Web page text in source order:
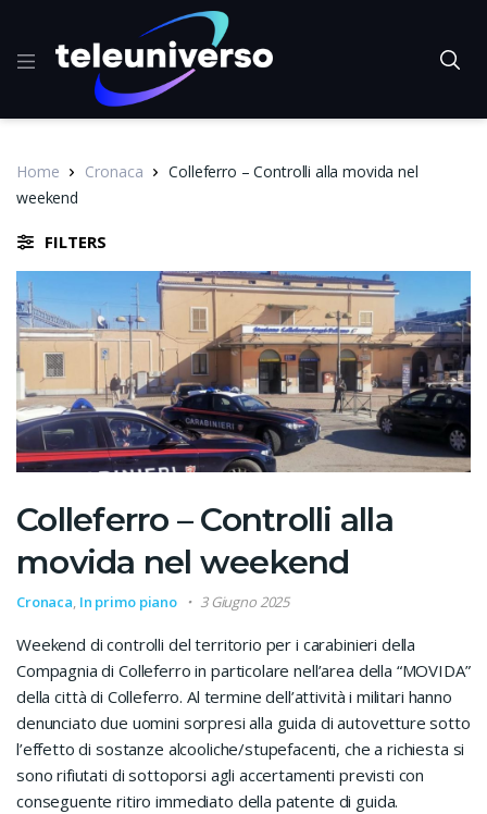
Home Cronaca
Colleferro – Controlli alla movida nel
weekend
FILTERS
Colleferro – Controlli alla
movida nel weekend
Cronaca, In primo piano 3 Giugno 2025
Weekend di controlli del territorio per i carabinieri della
Compagnia di Colleferro in particolare nell’area della “MOVIDA”
della città di Colleferro. Al termine dell’attività i militari hanno
denunciato due uomini sorpresi alla guida di autovetture sotto
l’effetto di sostanze alcooliche/stupefacenti, che a richiesta si
sono rifiutati di sottoporsi agli accertamenti previsti con
conseguente ritiro immediato della patente di guida.